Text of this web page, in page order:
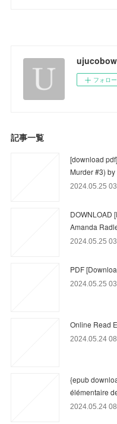
フォロー
記事一覧
[download
Murder #3)
2024.05.25
DOWNLOAD
Amanda
2024.05.25
PDF
2024.05.25
Online Read
2024.05.24
{epub
élémentaire
2024.05.24